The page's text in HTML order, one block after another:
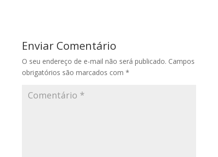
Enviar Comentário
O seu endereço de e-mail não será publicado. Campos
obrigatórios são marcados com *